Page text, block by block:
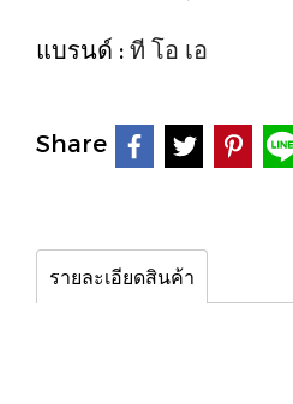
แบรนด์ : ที โอ เอ
Share
รายละเอียดสินค้า